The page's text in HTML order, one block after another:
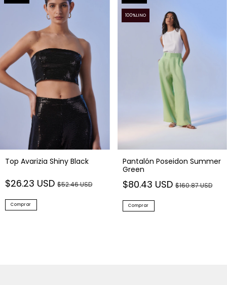
Top Avarizia Shiny Black
$26.23 USD $52.46 USD
Comprar
100%LINO
Pantalón Poseidon Summer
Green
$80.43 USD$160.87 USD
Comprar